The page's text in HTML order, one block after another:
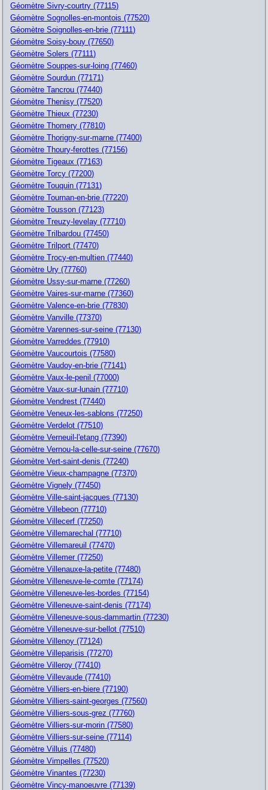
Géomètre Sivry-courtry (77115)
Géomètre Sognolles-en-montois (77520)
Géomètre Soignolles-en-brie (77111)
Géomètre Soisy-bouy (77650)
Géomètre Solers (77111)
Géomètre Souppes-sur-loing (77460)
Géomètre Sourdun (77171)
Géomètre Tancrou (77440)
Géomètre Thenisy (77520)
Géomètre Thieux (77230)
Géomètre Thomery (77810)
Géomètre Thorigny-sur-marne (77400)
Géomètre Thoury-ferottes (77156)
Géomètre Tigeaux (77163)
Géomètre Torcy (77200)
Géomètre Touquin (77131)
Géomètre Tournan-en-brie (77220)
Géomètre Tousson (77123)
Géomètre Treuzy-levelay (77710)
Géomètre Trilbardou (77450)
Géomètre Trilport (77470)
Géomètre Trocy-en-multien (77440)
Géomètre Ury (77760)
Géomètre Ussy-sur-marne (77260)
Géomètre Vaires-sur-marne (77360)
Géomètre Valence-en-brie (77830)
Géomètre Vanville (77370)
Géomètre Varennes-sur-seine (77130)
Géomètre Varreddes (77910)
Géomètre Vaucourtois (77580)
Géomètre Vaudoy-en-brie (77141)
Géomètre Vaux-le-penil (77000)
Géomètre Vaux-sur-lunain (77710)
Géomètre Vendrest (77440)
Géomètre Veneux-les-sablons (77250)
Géomètre Verdelot (77510)
Géomètre Verneuil-l'etang (77390)
Géomètre Vernou-la-celle-sur-seine (77670)
Géomètre Vert-saint-denis (77240)
Géomètre Vieux-champagne (77370)
Géomètre Vignely (77450)
Géomètre Ville-saint-jacques (77130)
Géomètre Villebeon (77710)
Géomètre Villecerf (77250)
Géomètre Villemarechal (77710)
Géomètre Villemareuil (77470)
Géomètre Villemer (77250)
Géomètre Villenauxe-la-petite (77480)
Géomètre Villeneuve-le-comte (77174)
Géomètre Villeneuve-les-bordes (77154)
Géomètre Villeneuve-saint-denis (77174)
Géomètre Villeneuve-sous-dammartin (77230)
Géomètre Villeneuve-sur-bellot (77510)
Géomètre Villenoy (77124)
Géomètre Villeparisis (77270)
Géomètre Villeroy (77410)
Géomètre Villevaude (77410)
Géomètre Villiers-en-biere (77190)
Géomètre Villiers-saint-georges (77560)
Géomètre Villiers-sous-grez (77760)
Géomètre Villiers-sur-morin (77580)
Géomètre Villiers-sur-seine (77114)
Géomètre Villuis (77480)
Géomètre Vimpelles (77520)
Géomètre Vinantes (77230)
Géomètre Vincy-manoeuvre (77139)